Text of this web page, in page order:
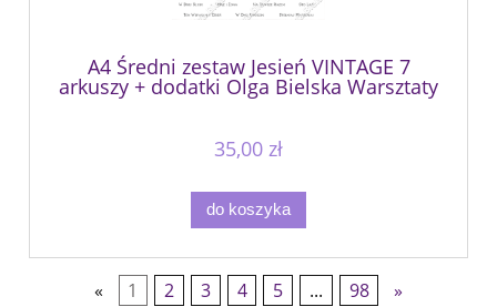
A4 Średni zestaw Jesień VINTAGE 7
arkuszy + dodatki Olga Bielska Warsztaty
Artystyczne jesienna niespodzianka 2026
35,00 zł
do koszyka
« 1 2 3 4 5 ... 98 »